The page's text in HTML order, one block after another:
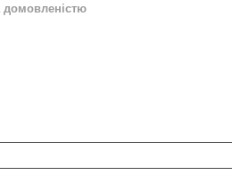
домовленістю